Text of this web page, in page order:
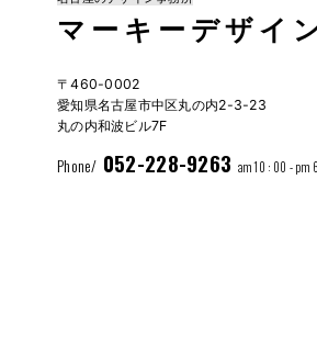
マーキーデザイ
〒460-0002
愛知県名古屋市中区丸の内2-3-23
丸の内和波ビル7F
Phone/ 052-228-9263 am 10 : 00 - pm